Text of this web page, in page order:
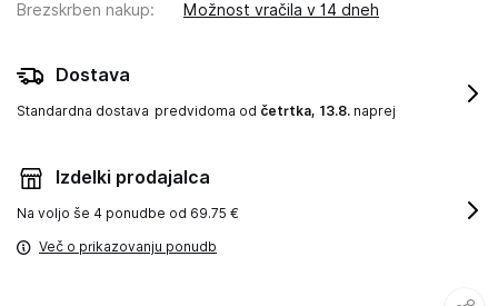
Brezskrben nakup: Možnost vračila v 14 dneh
Dostava
Standardna dostava predvidoma od četrtka, 13.8. naprej
Izdelki prodajalca
Na voljo še 4 ponudbe od 69.75 €
Več o prikazovanju ponudb